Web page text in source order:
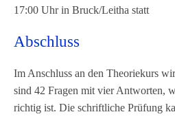
17:00 Uhr in Bruck/Leitha statt
Abschluss
Im Anschluss an den Theoriekurs
sind 42 Fragen mit vier Antworten,
richtig ist. Die schriftliche Prüfung